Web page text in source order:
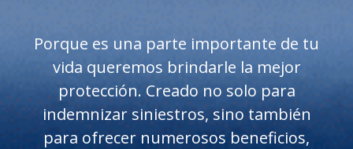
Porque es una parte importante de tu
vida queremos brindarle la mejor
protección. Creado no solo para
indemnizar siniestros, sino también
para ofrecer numerosos beneficios,